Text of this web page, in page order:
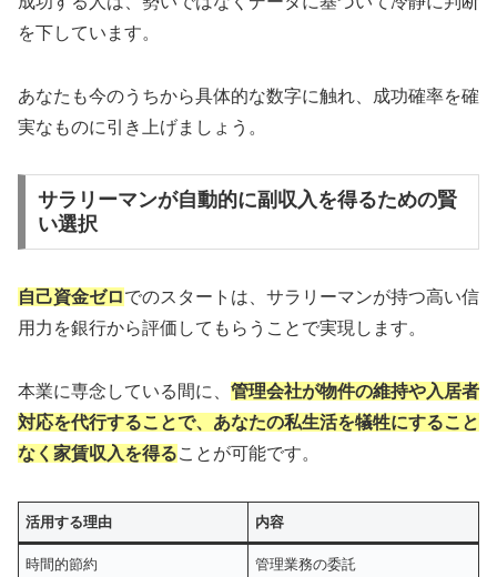
を下しています。
あなたも今のうちから具体的な数字に触れ、成功確率を確
実なものに引き上げましょう。
サラリーマンが自動的に副収入を得るための賢
い選択
自己資金ゼロでのスタートは、サラリーマンが持つ高い信
用力を銀行から評価してもらうことで実現します。
本業に専念している間に、 管理会社が物件の維持や入居者
対応を代行することで、あなたの私生活を犠牲にすること
なく家賃収入を得ることが可能です。
活用する理由 内容
時間的節約 管理業務の委託